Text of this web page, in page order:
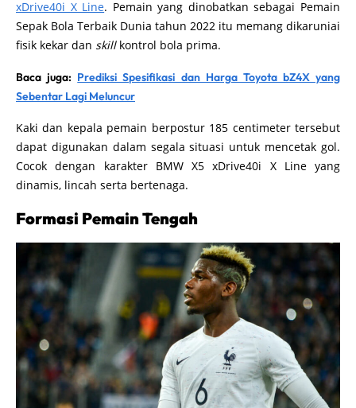
xDrive40i X Line. Pemain yang dinobatkan sebagai Pemain
Sepak Bola Terbaik Dunia tahun 2022 itu memang dikaruniai
fisik kekar dan skillkontrol bola prima.
Baca juga: Prediksi Spesifikasi dan Harga Toyota bZ4X yang
Sebentar Lagi Meluncur
Kaki dan kepala pemain berpostur 185 centimeter tersebut
dapat digunakan dalam segala situasi untuk mencetak gol.
Cocok dengan karakter BMW X5 xDrive40i X Line yang
dinamis, lincah serta bertenaga.
Formasi Pemain Tengah